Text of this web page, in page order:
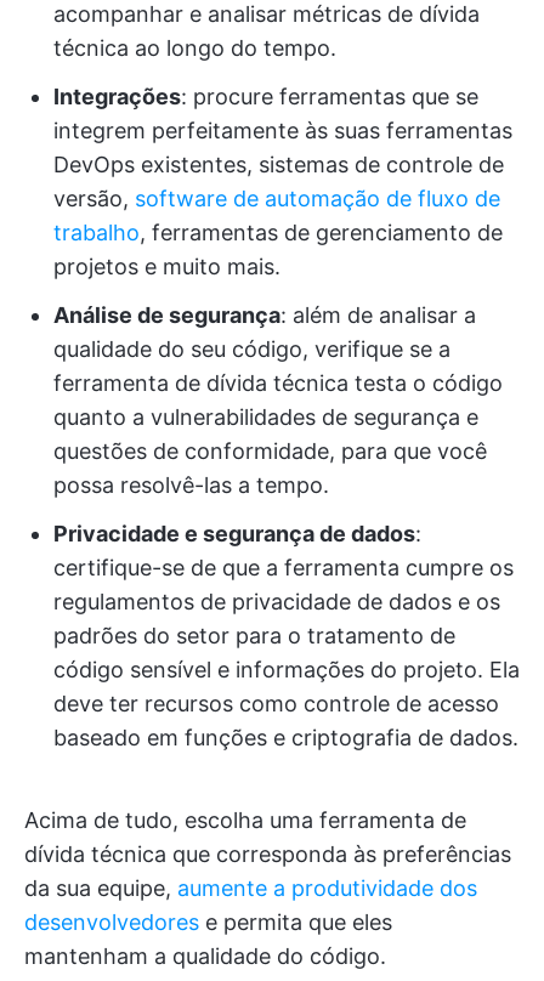
acompanhar e analisar métricas de dívida
técnica ao longo do tempo.
Integrações: procure ferramentas que se
integrem perfeitamente às suas ferramentas
DevOps existentes, sistemas de controle de
versão, software de automação de fluxo de
trabalho, ferramentas de gerenciamento de
projetos e muito mais.
Análise de segurança: além de analisar a
qualidade do seu código, verifique se a
ferramenta de dívida técnica testa o código
quanto a vulnerabilidades de segurança e
questões de conformidade, para que você
possa resolvê-las a tempo.
Privacidade e segurança de dados:
certifique-se de que a ferramenta cumpre os
regulamentos de privacidade de dados e os
padrões do setor para o tratamento de
código sensível e informações do projeto. Ela
deve ter recursos como controle de acesso
baseado em funções e criptografia de dados.
Acima de tudo, escolha uma ferramenta de
dívida técnica que corresponda às preferências
da sua equipe, aumente a produtividade dos
desenvolvedores e permita que eles
mantenham a qualidade do código.